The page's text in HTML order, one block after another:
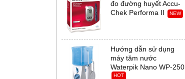
đo đường huyết Accu-
Chek Performa II
NEW
Hướng dẫn sử dụng
máy tăm nước
Waterpik Nano WP-250
HOT